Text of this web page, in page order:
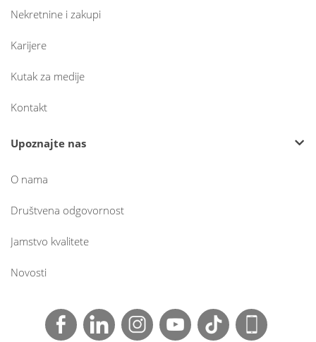
Nekretnine i zakupi
Karijere
Kutak za medije
Kontakt
Upoznajte nas
O nama
Društvena odgovornost
Jamstvo kvalitete
Novosti